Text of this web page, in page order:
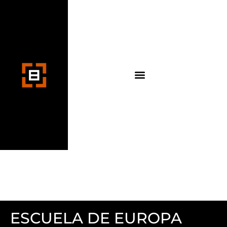
ESCUELA DE EUROPA